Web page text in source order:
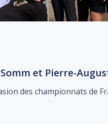
et Pierre-
des championnats de